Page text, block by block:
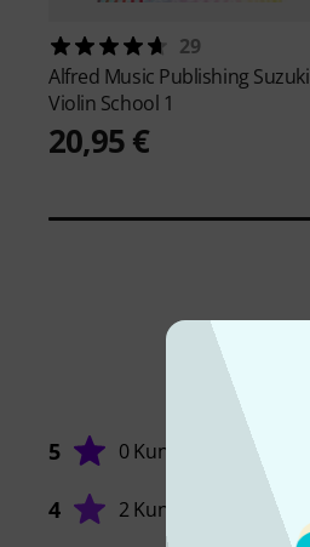
29
Alfred Music Publishing Suzuki
Violin School 1
20,95 €
5 0 Kunden
4 2 Kunden